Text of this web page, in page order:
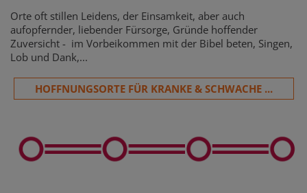
Orte oft stillen Leidens, der Einsamkeit, aber auch
aufopfernder, liebender Fürsorge, Gründe hoffender
Zuversicht - im Vorbeikommen mit der Bibel beten, Singen,
Lob und Dank,...
HOFFNUNGSORTE FÜR KRANKE & SCHWACHE ...